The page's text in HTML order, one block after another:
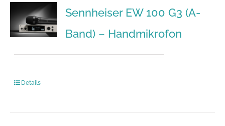
Sennheiser EW 100 G3 (A-
Band) – Handmikrofon
Details